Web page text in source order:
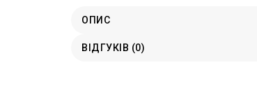
ОПИС
ВІДГУКІВ (0)